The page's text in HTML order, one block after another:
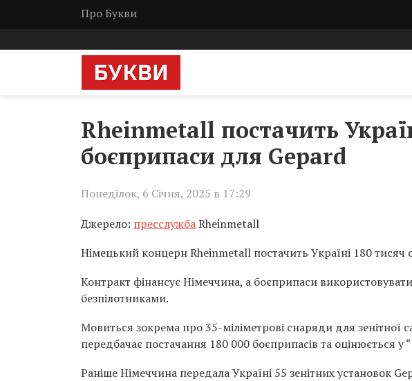
Про Букви
Rheinmetall постачить
боєприпаси для Gepard
Понеділок, 6 Січня, 2025 в 17:29
Джерело: пресслужбаRheinmetall
Німецький концерн Rheinmetall постачить Україні 180 тисяч
Контракт фінансує Німеччина, а боєприпаси
безпілотниками.
Мовиться зокрема про 35-міліметрові снаряди для зенітної
передбачає постачання 180 000 боєприпасів та оцінюється у
Раніше Німеччина передала Україні 55 зенітних установок